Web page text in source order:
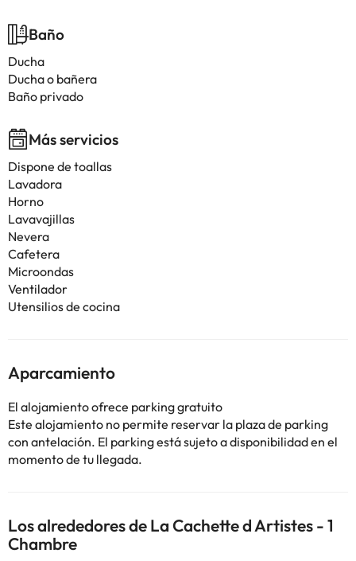
Baño
Ducha
Ducha o bañera
Baño privado
Más servicios
Dispone de toallas
Lavadora
Horno
Lavavajillas
Nevera
Cafetera
Microondas
Ventilador
Utensilios de cocina
Aparcamiento
El alojamiento ofrece parking gratuito
Este alojamiento no permite reservar la plaza de parking
con antelación. El parking está sujeto a disponibilidad en el
momento de tu llegada.
Los alrededores de La Cachette d Artistes - 1
Chambre